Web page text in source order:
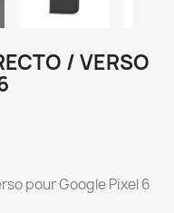
/ VERSO
pour Google Pixel 6